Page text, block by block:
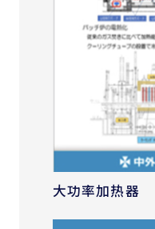
大功率加热器